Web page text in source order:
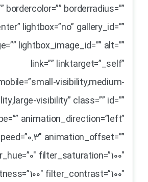
bordercolor=”” borderradius=””
lightbox=”no” gallery_id=””
lightbox_image_id=”” alt=””
link=”” linktarget=”_self”
visibility,medium-
visibility” class=”” id=””
animation_direction=”left”
animation_offset=””
filter_saturation=”100″
filter_contrast=”100″